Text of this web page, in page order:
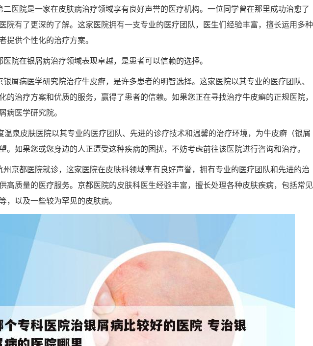
二医院是一家在皮肤病治疗领域享有良好声誉的医疗机构。一位同学曾在那里成功治愈了
院有了更深的了解。这家医院拥有一支专业的医疗团队，医生们经验丰富，擅长运用多种
提供个性化的治疗方案。
院在银屑病治疗领域表现卓越，是患者可以信赖的选择。
屑病医学研究院治疗牛皮癣，是许多患者的明智选择。这家医院以其专业的医疗团队、
的治疗方案和优质的服务，赢得了患者的信赖。如果您正在寻找治疗牛皮癣的正规医院，
病医学研究院。
温泉皮肤医院以其专业的医疗团队、先进的诊疗技术和温馨的治疗环境，为牛皮癣（银屑
。如果您或您身边的人正遭受这种疾病的困扰，不妨考虑前往该医院进行咨询和治疗。
州京都医院就诊，这家医院在皮肤科领域享有良好声誉，拥有专业的医疗团队和先进的治
高质量的医疗服务。京都医院的皮肤科医生经验丰富，擅长处理各种皮肤疾病，包括常见
，以及一些较为罕见的皮肤病。